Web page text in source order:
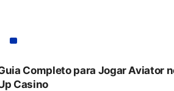
Completo para Jogar Aviator
Casino